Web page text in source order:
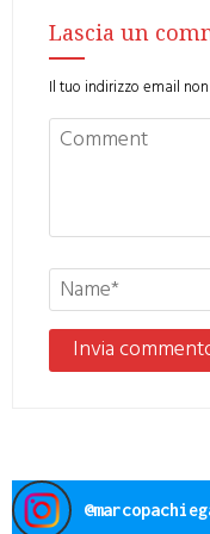
Lascia un
Il tuo indirizzo email
@